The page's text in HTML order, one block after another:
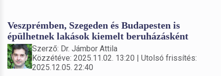
Veszprémben, Szegeden és Budapesten is
épülhetnek lakások kiemelt beruházásként
Szerző: Dr. Jámbor Attila
Közzétéve: 2025.11.02. 13:20 | Utolsó frissítés:
2025.12.05. 22:40